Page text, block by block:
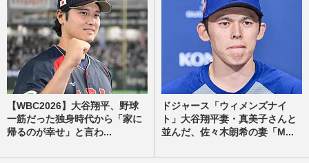
【WBC2026】大谷翔平、野球
一筋だった独身時代から「家に
帰るのが幸せ」と言わ...
ドジャース「ウィメンズナイ
ト」大谷翔平妻・真美子さんと
並んだ、佐々木朗希の妻「M...